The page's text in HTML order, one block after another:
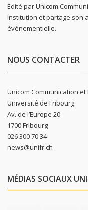
Edité par Unicom
Institution et partage son
événementielle.
NOUS CONTACTER
Unicom Communication et
Université de Fribourg
Av. de l’Europe 20
1700 Fribourg
026 300 70 34
news@unifr.ch
MÉDIAS SOCIAUX